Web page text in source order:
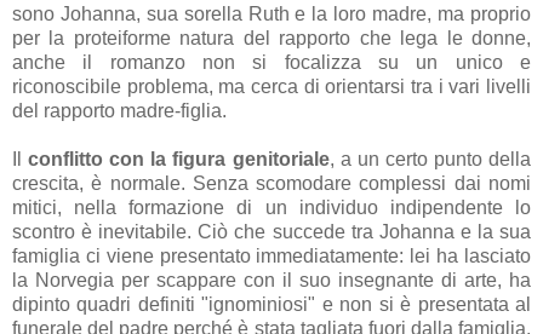
sono Johanna, sua sorella Ruth e la loro madre, ma proprio
per la proteiforme natura del rapporto che lega le donne,
anche il romanzo non si focalizza su un unico e
riconoscibile problema, ma cerca di orientarsi tra i vari livelli
del rapporto madre-figlia.
Ilconflitto con la figura genitoriale, a un certo punto della
crescita, è normale. Senza scomodare complessi dai nomi
mitici, nella formazione di un individuo indipendente lo
scontro è inevitabile. Ciò che succede tra Johanna e la sua
famiglia ci viene presentato immediatamente: lei ha lasciato
la Norvegia per scappare con il suo insegnante di arte, ha
dipinto quadri definiti "ignominiosi" e non si è presentata al
funerale del padre perché è stata tagliata fuori dalla famiglia.